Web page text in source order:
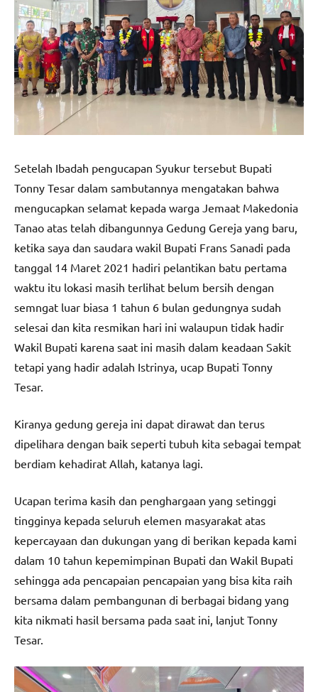
Setelah Ibadah pengucapan Syukur tersebut Bupati
Tonny Tesar dalam sambutannya mengatakan bahwa
mengucapkan selamat kepada warga Jemaat Makedonia
Tanao atas telah dibangunnya Gedung Gereja yang baru,
ketika saya dan saudara wakil Bupati Frans Sanadi pada
tanggal 14 Maret 2021 hadiri pelantikan batu pertama
waktu itu lokasi masih terlihat belum bersih dengan
semngat luar biasa 1 tahun 6 bulan gedungnya sudah
selesai dan kita resmikan hari ini walaupun tidak hadir
Wakil Bupati karena saat ini masih dalam keadaan Sakit
tetapi yang hadir adalah Istrinya, ucap Bupati Tonny
Tesar.
Kiranya gedung gereja ini dapat dirawat dan terus
dipelihara dengan baik seperti tubuh kita sebagai tempat
berdiam kehadirat Allah, katanya lagi.
Ucapan terima kasih dan penghargaan yang setinggi
tingginya kepada seluruh elemen masyarakat atas
kepercayaan dan dukungan yang di berikan kepada kami
dalam 10 tahun kepemimpinan Bupati dan Wakil Bupati
sehingga ada pencapaian pencapaian yang bisa kita raih
bersama dalam pembangunan di berbagai bidang yang
kita nikmati hasil bersama pada saat ini, lanjut Tonny
Tesar.